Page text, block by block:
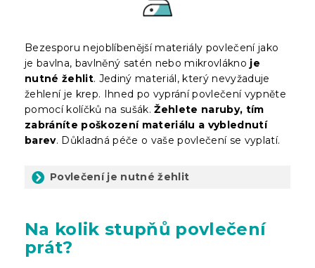
Bezesporu nejoblíbenější materiály povlečení jako
je bavlna, bavlněný satén nebo mikrovlákno je
nutné žehlit. Jediný materiál, který nevyžaduje
žehlení je krep. Ihned po vyprání povlečení vypněte
pomocí kolíčků na sušák.Žehlete naruby, tím
zabráníte poškození materiálu a vyblednutí
barev. Důkladná péče o vaše povlečení se vyplatí.
Povlečení je nutné žehlit
Na kolik stupňů povlečení
prát?